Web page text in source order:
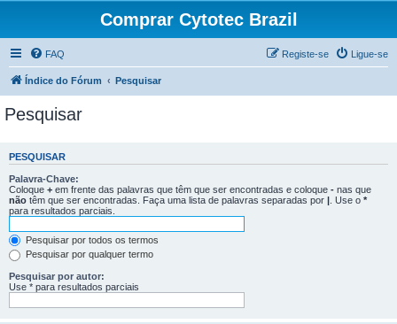
Comprar Cytotec Brazil
FAQ Ligue-se
Registe-se
Índice do Fórum Pesquisar
Pesquisar
PESQUISAR
Palavra-Chave:
Coloque + em frente das palavras que têm que ser encontradas e coloque - nas que
não têm que ser encontradas. Faça uma lista de palavras separadas por | . Use o *
para resultados parciais.
Pesquisar por todos os termos
Pesquisar por qualquer termo
Pesquisar por autor:
Use * para resultados parciais